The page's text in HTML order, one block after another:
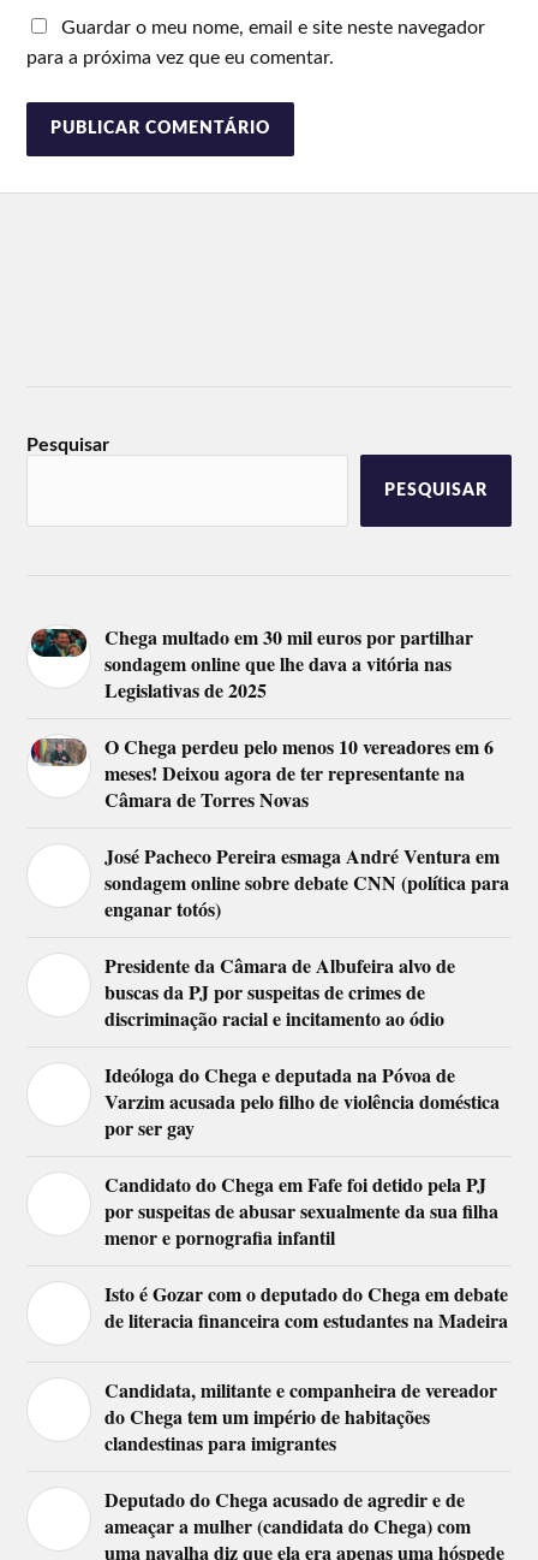
Guardar o meu nome, email e site neste navegador
para a próxima vez que eu comentar.
Pesquisar
PESQUISAR
Chega multado em 30 mil euros por partilhar
sondagem online que lhe dava a vitória nas
Legislativas de 2025
O Chega perdeu pelo menos 10 vereadores em 6
meses! Deixou agora de ter representante na
Câmara de Torres Novas
José Pacheco Pereira esmaga André Ventura em
sondagem online sobre debate CNN (política para
enganar totós)
Presidente da Câmara de Albufeira alvo de
buscas da PJ por suspeitas de crimes de
discriminação racial e incitamento ao ódio
Ideóloga do Chega e deputada na Póvoa de
Varzim acusada pelo filho de violência doméstica
por ser gay
Candidato do Chega em Fafe foi detido pela PJ
por suspeitas de abusar sexualmente da sua filha
menor e pornografia infantil
Isto é Gozar com o deputado do Chega em debate
de literacia financeira com estudantes na Madeira
Candidata, militante e companheira de vereador
do Chega tem um império de habitações
clandestinas para imigrantes
Deputado do Chega acusado de agredir e de
ameaçar a mulher (candidata do Chega) com
uma navalha diz que ela era apenas uma hóspede